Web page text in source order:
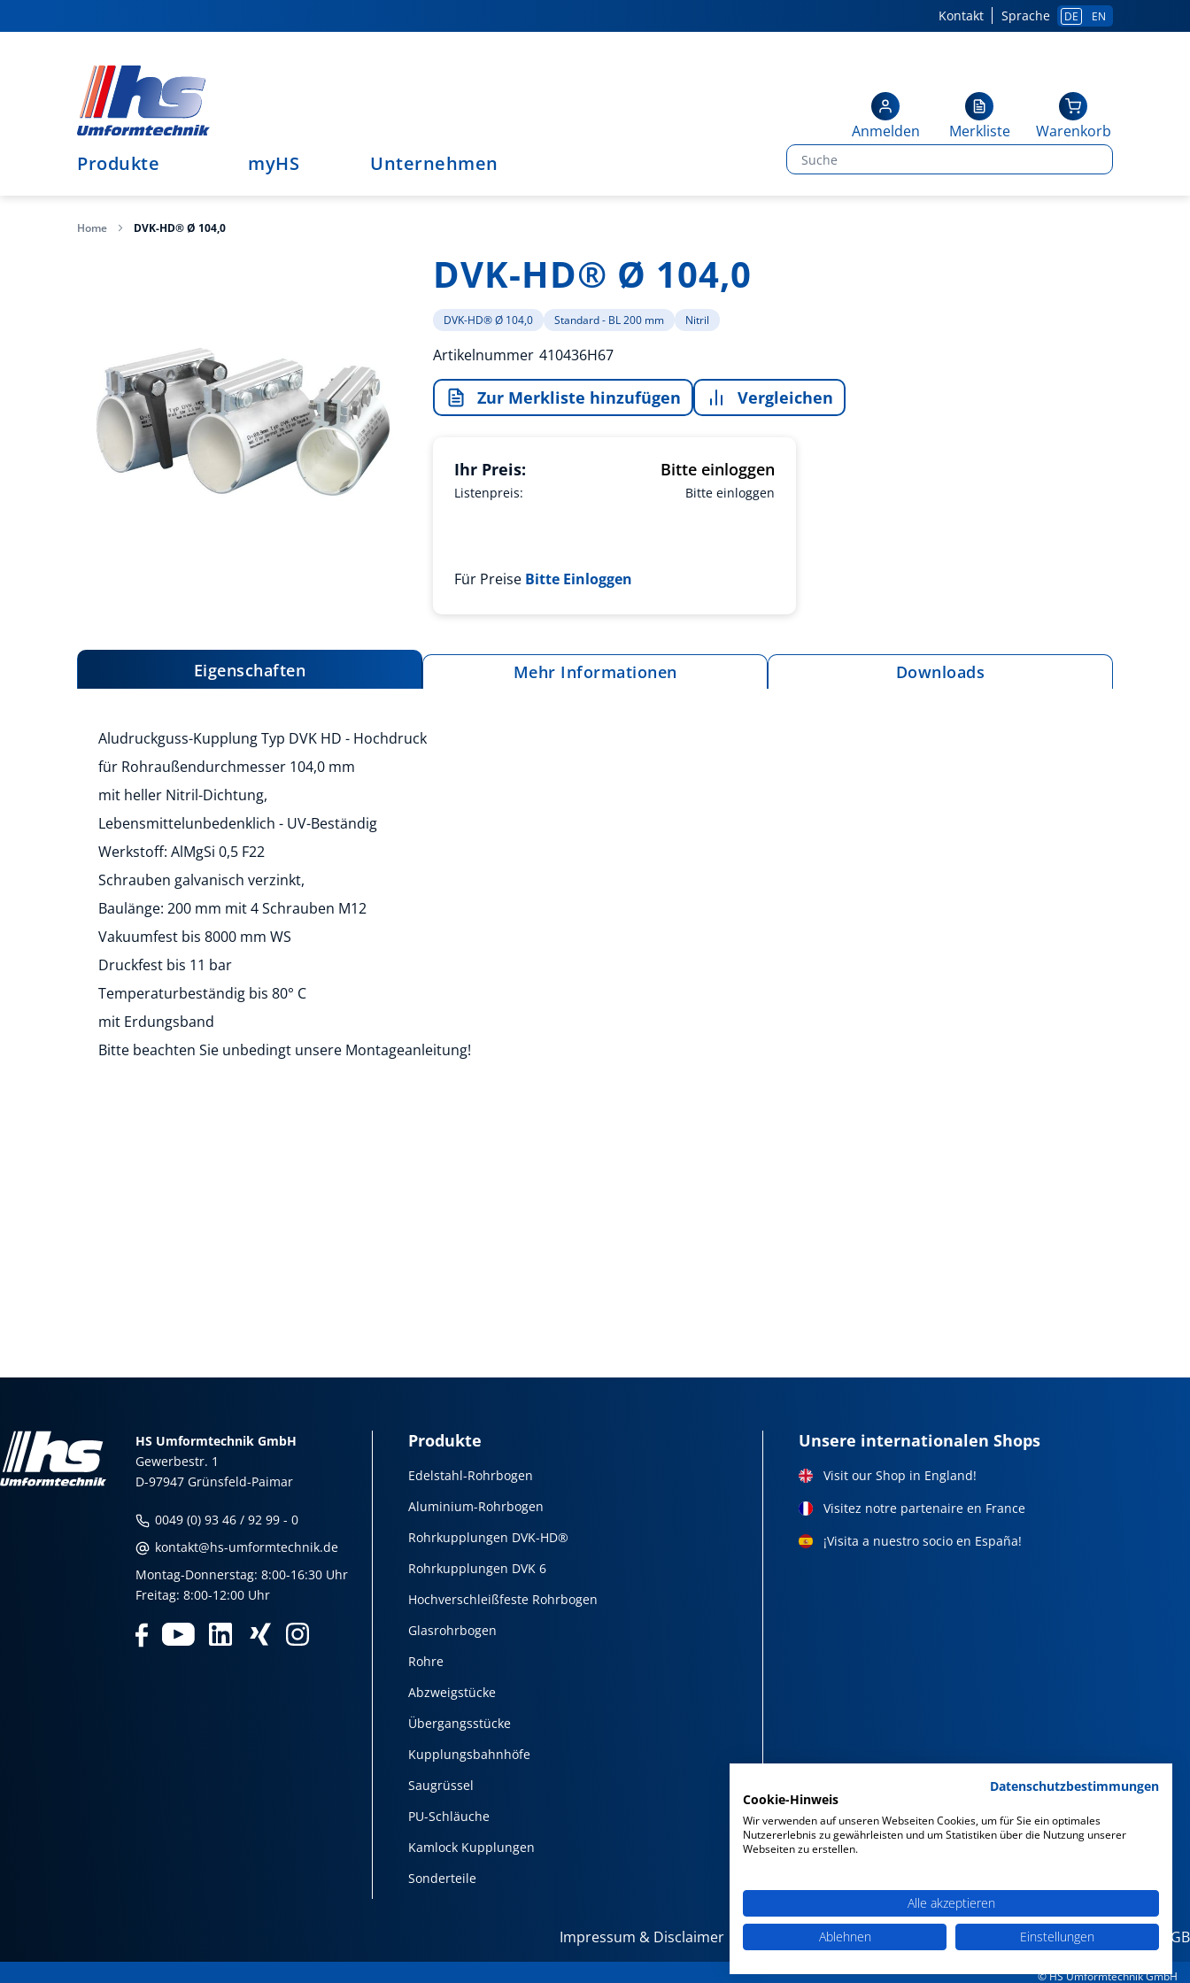
zum
Sprache DE EN
Kontakt
Produkte myHS Unternehmen
Warenkorb
Merkliste
Anmelden
Home DVK-HD® Ø 104,0
Bildergalerie
DVK-HD® Ø 104,0
DVK-HD® Ø 104,0 Standard - BL 200 mm Nitril
Artikelnummer 410436H67
Zur Merkliste hinzufügen Vergleichen
Listenpreis: Bitte einloggen
Ihr Preis: Bitte einloggen
Für Preise Bitte Einloggen
Eigenschaften
Aludruckguss-Kupplung Typ DVK HD - Hochdruck
für Rohraußendurchmesser 104,0 mm
mit heller Nitril-Dichtung,
Lebensmittelunbedenklich - UV-Beständig
Werkstoff: AlMgSi 0,5 F22
Schrauben galvanisch verzinkt,
Baulänge: 200 mm mit 4 Schrauben M12
Vakuumfest bis 8000 mm WS
Druckfest bis 11 bar
Temperaturbeständig bis 80° C
mit Erdungsband
Bitte beachten Sie unbedingt unsere Montageanleitung!
Mehr Informationen Downloads
HS Umformtechnik GmbH
Gewerbestr. 1
D-97947 Grünsfeld-Paimar
0049 (0) 93 46 / 92 99 - 0
kontakt@hs-umformtechnik.de
Montag-Donnerstag: 8:00-16:30 Uhr
Freitag: 8:00-12:00 Uhr
Produkte
Edelstahl-Rohrbogen
Aluminium-Rohrbogen
Rohrkupplungen DVK-HD®
Rohrkupplungen DVK 6
Hochverschleißfeste Rohrbogen
Glasrohrbogen
Rohre
Abzweigstücke
Übergangsstücke
Kupplungsbahnhöfe
Saugrüssel
PU-Schläuche
Kamlock Kupplungen
Sonderteile
Unsere internationalen Shops
Visit our Shop in England!
Visitez notre partenaire en France
¡Visita a nuestro socio en España!
Impressum & Disclaimer Datenschutz Datenschutz Social Media Barrierefreiheit AGB
© HS Umformtechnik GmbH
Datenschutzbestimmungen
Cookie-Hinweis
Wir verwenden auf unseren Webseiten Cookies, um für Sie ein optimales
Nutzererlebnis zu gewährleisten und um Statistiken über die Nutzung unserer
Webseiten zu erstellen.
Alle akzeptieren
Ablehnen
Einstellungen